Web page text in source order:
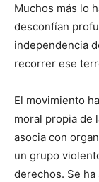
Muchos más lo
desconfían
independencia
recorrer ese
El movimiento
moral propia de
asocia con
un grupo
derechos. Se